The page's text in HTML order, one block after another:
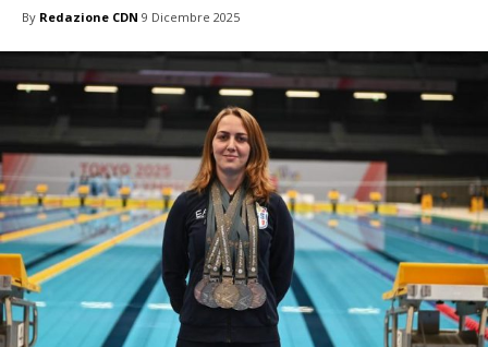
By Redazione CDN 9 Dicembre 2025